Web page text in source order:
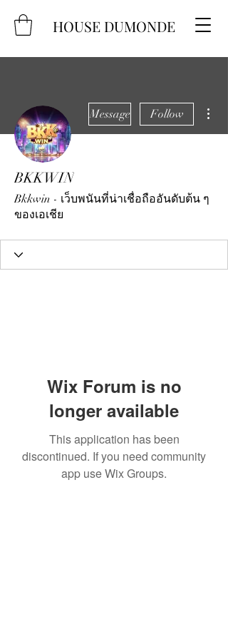
HOUSE DUMONDE
Message Follow
BKKWIN
Bkkwin - เว็บพนันที่น่าเชื่อถืออันดับต้น ๆ
ของเอเชีย
Wix Forum is no
longer available
This application has been
discontinued. If you need community
app use Wix Groups.